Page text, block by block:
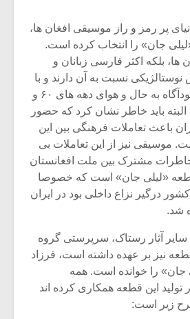
پر رمز و راز موسیقی افغان ها،
جان» را انتخاب کرده است.
ها، بلکه اکثر فارسی زبانان و
نسبت به آن دارند و با
شنیدن این قطعه ناخودآگاه به حال و هوای دهه های ۶۰ و
باید خاطر نشان کرد که حضور
باعث تعاملات فرهنگی بین این
موسیقی نیز از این تعاملات بی
خاطرات مشترک بین ملت افغانستان
«لیلی جان» است که خصوصا
درگیر نزاع داخلی بود در ایران
شد.
آثار رستاک، سرپرستی گروه
قطعه نیز بر عهده داشته است، فرزاد
جان» را خوانده است. همه
تولید این قطعه همکاری کرده اند
زیر است:
روژا
بر موسیقی
«متری
نیم»
توانی
باشی،
ترین باش
موریس ژار
موسیقی
برگزار
سکانسی